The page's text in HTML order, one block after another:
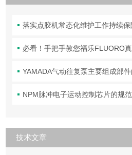
必看！手把手教您福乐FLUORO
YAMADA气动往复泵主要组成部
NPM脉冲电子运动控制芯片的规
技术文章